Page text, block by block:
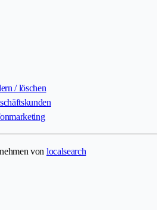
/ löschen
von localsearch